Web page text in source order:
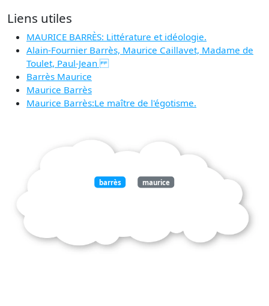
Liens utiles
MAURICE BARRÈS: Littérature et idéologie.
Alain-Fournier Barrès, Maurice Caillavet, Madame de
Toulet, Paul-Jean
Barrès Maurice
Maurice Barrès
Maurice Barrès:Le maître de l'égotisme.
barrès maurice